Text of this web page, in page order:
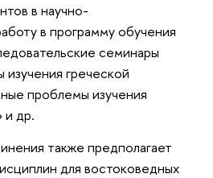
в научно-
в программу обучения
семинары
греческой
проблемы изучения
и др.
также предполагает
для востоковедных